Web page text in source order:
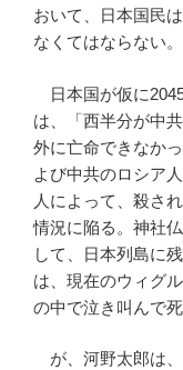
おいて、日本国民
なくてはならない。
日本国が仮に
は、「西半分が中
外に亡命できなか
よび中共のロシア
人によって、殺さ
情況に陥る。神社
して、日本列島に
は、現在のウィグ
の中で泣き叫んで死
が、河野太郎は、